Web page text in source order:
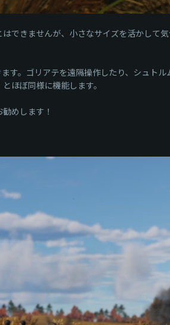
できませんが、小さなサイズを活かして
す。ゴリアテを遠隔操作したり、シュトル
ほぼ同様に機能します。
めします！